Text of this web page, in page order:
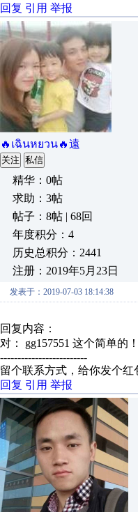
回复 引用 举报
🔥เฉินหยวน🔥遠
关注 私信
精华：0帖
求助：3帖
帖子：8帖 | 68回
年度积分：4
历史总积分：2441
注册：2019年5月23日
发表于：2019-07-03 18:14:38
回复内容：
对： gg157551 这个简单的
-------------------------
留个联系方式，给你发个
回复 引用 举报